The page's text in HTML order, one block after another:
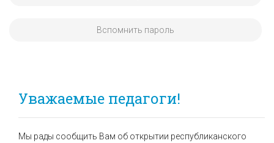
Вспомнить пароль
Уважаемые педагоги!
Мы рады сообщить Вам об открытии республиканского